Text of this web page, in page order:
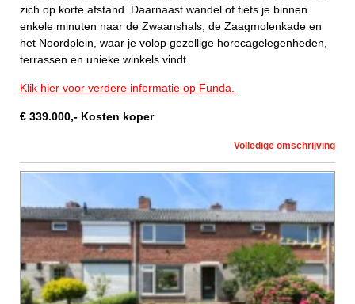
zich op korte afstand. Daarnaast wandel of fiets je binnen
enkele minuten naar de Zwaanshals, de Zaagmolenkade en
het Noordplein, waar je volop gezellige horecagelegenheden,
terrassen en unieke winkels vindt.
Klik hier voor verdere informatie op Funda.
€ 339.000,- Kosten koper
Volledige omschrijving